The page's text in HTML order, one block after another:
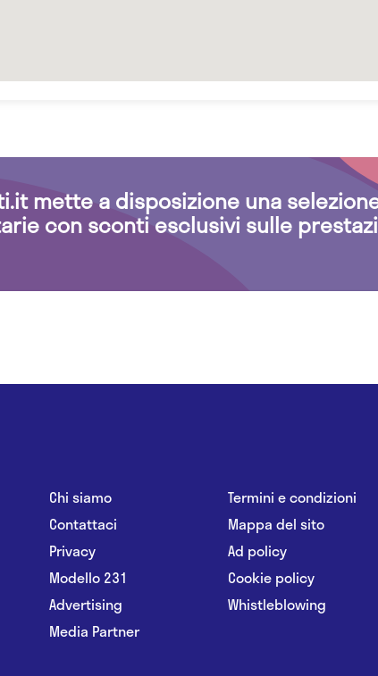
mette a disposizione una
con sconti esclusivi sulle
Chi siamo
Contattaci
Privacy
Modello 231
Advertising
Media Partner
Termini e condizioni
Mappa del sito
Ad policy
Cookie policy
Whistleblowing